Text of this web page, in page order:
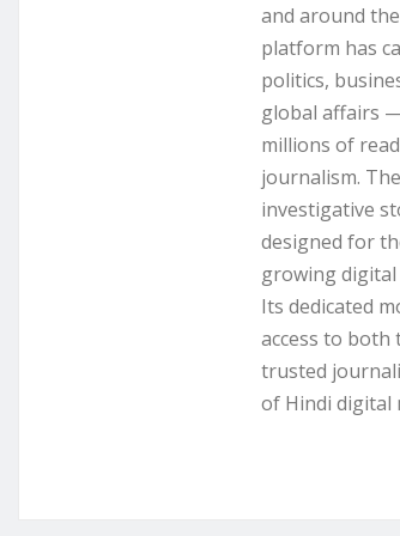
and around
platform has
politics,
global affairs
millions of
journalism.
investigative
designed for
growing digital
Its dedicated
access to both
trusted
of Hindi digital